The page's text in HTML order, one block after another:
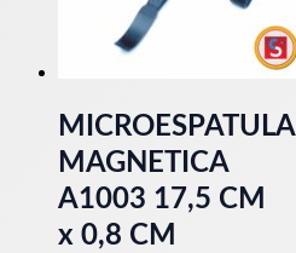
MICROESPATULA
MAGNETICA
A1003 17,5 CM
x 0,8 CM